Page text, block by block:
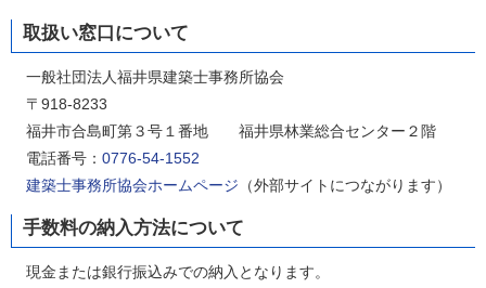
取扱い窓口について
一般社団法人福井県建築士事務所協会
〒918-8233
福井市合島町第３号１番地 福井県林業総合センター２階
電話番号： 0776-54-1552
建築士事務所協会ホームページ （外部サイトにつながります）
手数料の納入方法について
現金または銀行振込みでの納入となります。